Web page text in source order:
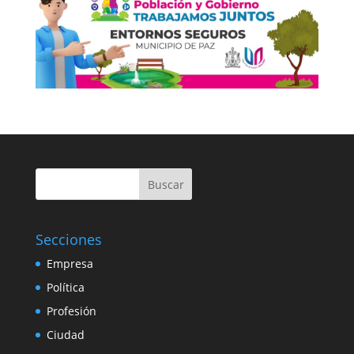
Buscar
Secciones
Empresa
Política
Profesión
Ciudad